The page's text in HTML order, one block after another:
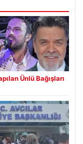
Ünlü Bağışları